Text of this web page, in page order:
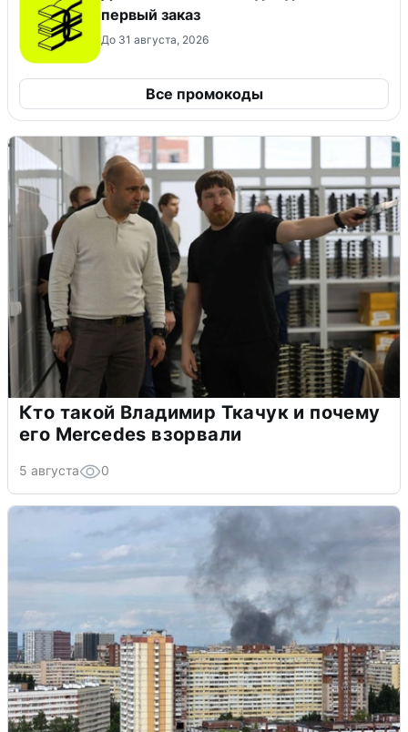
первый заказ
До 31 августа, 2026
Все промокоды
Кто такой Владимир Ткачук и почему
его Mercedes взорвали
5 августа 0